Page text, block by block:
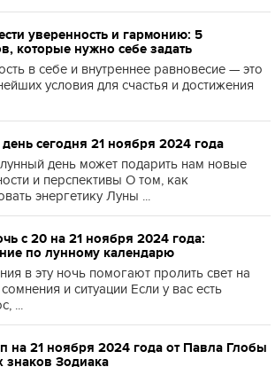
уверенность и гармонию: 5
которые нужно себе задать
в себе и внутреннее равновесие — это
условия для счастья и достижения
сегодня 21 ноября 2024 года
день может подарить нам новые
и перспективы О том, как
энергетику Луны ...
с 20 на 21 ноября 2024 года:
по лунному календарю
в эту ночь помогают пролить свет на
и ситуации Если у вас есть
...
на 21 ноября 2024 года от Павла Глобы
знаков Зодиака